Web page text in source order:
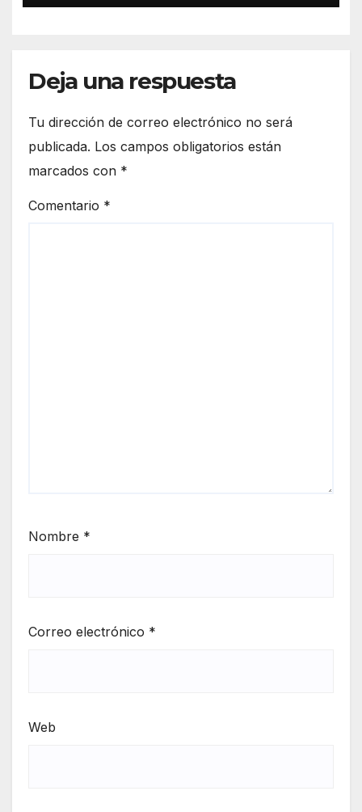
Deja una respuesta
Tu dirección de correo electrónico no será
publicada. Los campos obligatorios están
marcados con *
Comentario *
Nombre *
Correo electrónico *
Web